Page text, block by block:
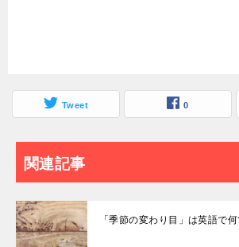
Tweet 0
関連記事
「季節の変わり目」は英語で